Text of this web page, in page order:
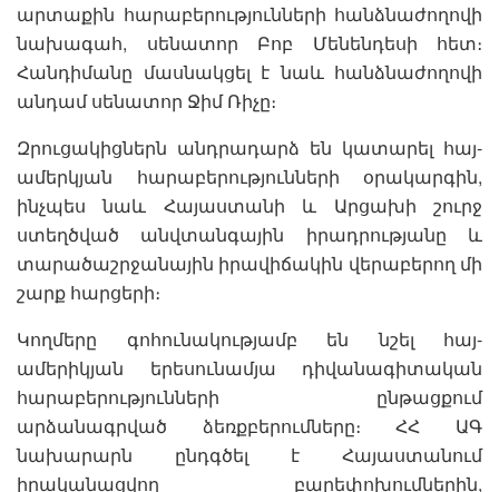
արտաքին հարաբերությունների հանձնաժողովի
նախագահ, սենատոր Բոբ Մենենդեսի հետ։
Հանդիմանը մասնակցել է նաև հանձնաժողովի
անդամ սենատոր Ջիմ Ռիչը։
Զրուցակիցներն անդրադարձ են կատարել հայ-
ամերկյան հարաբերությունների օրակարգին,
ինչպես նաև Հայաստանի և Արցախի շուրջ
ստեղծված անվտանգային իրադրությանը և
տարածաշրջանային իրավիճակին վերաբերող մի
շարք հարցերի։
Կողմերը գոհունակությամբ են նշել հայ-
ամերիկյան երեսունամյա դիվանագիտական
հարաբերությունների ընթացքում
արձանագրված ձեռքբերումները։ ՀՀ ԱԳ
նախարարն ընդգծել է Հայաստանում
իրականացվող բարեփոխումներին,